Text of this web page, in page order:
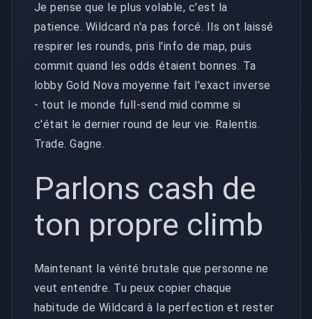
Je pense que le plus volable, c'est la
patience. Wildcard n'a pas forcé. Ils ont laissé
respirer les rounds, pris l'info de map, puis
commit quand les odds étaient bonnes. Ta
lobby Gold Nova moyenne fait l'exact inverse
- tout le monde full-send mid comme si
c'était le dernier round de leur vie. Ralentis.
Trade. Gagne.
Parlons cash de
ton propre climb
Maintenant la vérité brutale que personne ne
veut entendre. Tu peux copier chaque
habitude de Wildcard à la perfection et rester